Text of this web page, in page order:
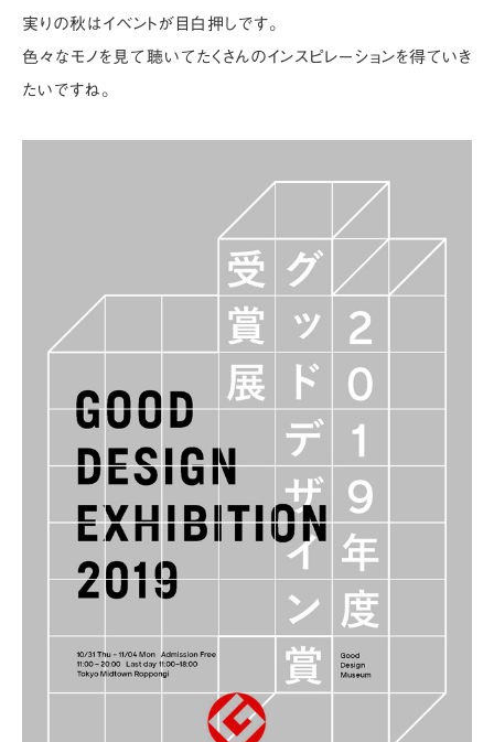
実りの秋はイベントが目白押しです。
色々なモノを見て聴いてたくさんのインスピレーションを得ていき
たいですね。